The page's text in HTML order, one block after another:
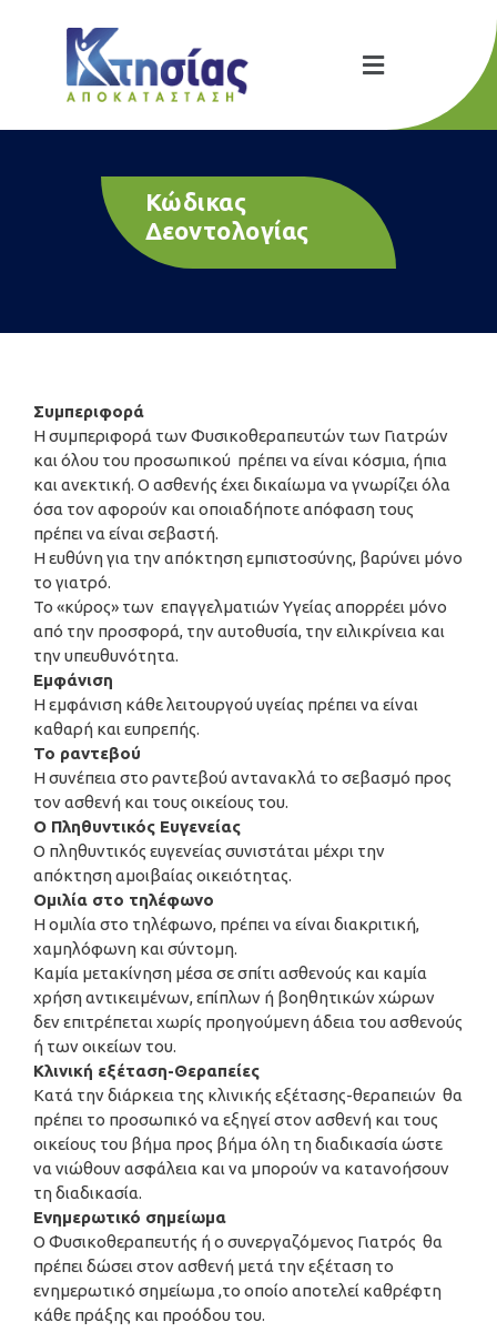
Κώδικας
Δεοντολογίας
Συμπεριφορά
Η συμπεριφορά των Φυσικοθεραπευτών των Γιατρών
και όλου του προσωπικού πρέπει να είναι κόσμια, ήπια
και ανεκτική. Ο ασθενής έχει δικαίωμα να γνωρίζει όλα
όσα τον αφορούν και οποιαδήποτε απόφαση τους
πρέπει να είναι σεβαστή.
Η ευθύνη για την απόκτηση εμπιστοσύνης, βαρύνει μόνο
το γιατρό.
Το «κύρος» των επαγγελματιών Υγείας απορρέει μόνο
από την προσφορά, την αυτοθυσία, την ειλικρίνεια και
την υπευθυνότητα.
Εμφάνιση
Η εμφάνιση κάθε λειτουργού υγείας πρέπει να είναι
καθαρή και ευπρεπής.
Το ραντεβού
Η συνέπεια στο ραντεβού αντανακλά το σεβασμό προς
τον ασθενή και τους οικείους του.
Ο Πληθυντικός Ευγενείας
Ο πληθυντικός ευγενείας συνιστάται μέχρι την
απόκτηση αμοιβαίας οικειότητας.
Ομιλία στο τηλέφωνο
Η ομιλία στο τηλέφωνο, πρέπει να είναι διακριτική,
χαμηλόφωνη και σύντομη.
Καμία μετακίνηση μέσα σε σπίτι ασθενούς και καμία
χρήση αντικειμένων, επίπλων ή βοηθητικών χώρων
δεν επιτρέπεται χωρίς προηγούμενη άδεια του ασθενούς
ή των οικείων του.
Κλινική εξέταση-Θεραπείες
Κατά την διάρκεια της κλινικής εξέτασης-θεραπειών θα
πρέπει το προσωπικό να εξηγεί στον ασθενή και τους
οικείους του βήμα προς βήμα όλη τη διαδικασία ώστε
να νιώθουν ασφάλεια και να μπορούν να κατανοήσουν
τη διαδικασία.
Ενημερωτικό σημείωμα
Ο Φυσικοθεραπευτής ή ο συνεργαζόμενος Γιατρός θα
πρέπει δώσει στον ασθενή μετά την εξέταση το
ενημερωτικό σημείωμα ,το οποίο αποτελεί καθρέφτη
κάθε πράξης και προόδου του.